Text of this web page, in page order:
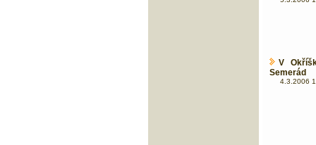
V
Semerád
4.3.2006